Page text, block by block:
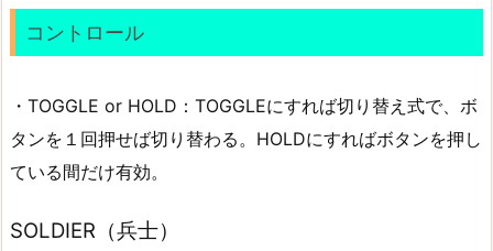
コントロール
・TOGGLE or HOLD：TOGGLEにすれば切り替え式で、ボ
タンを１回押せば切り替わる。HOLDにすればボタンを押し
ている間だけ有効。
SOLDIER（兵士）